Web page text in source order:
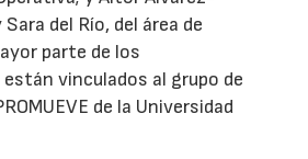
del Río, del área de
parte de los
vinculados al grupo de
de la Universidad